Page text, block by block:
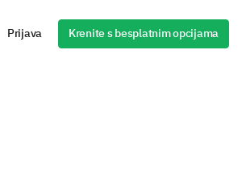
Prijava Krenite s besplatnim opcijama